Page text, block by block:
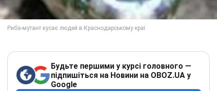
Будьте першими у курсі головного —
підпишіться на Новини на OBOZ.UA у
Google